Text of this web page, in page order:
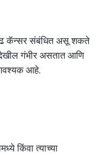
कॅन्सर संबंधित असू शकते
गंभीर असतात आणि
आहे.
किंवा त्याच्या